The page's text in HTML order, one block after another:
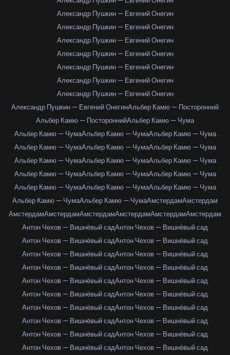
Александр Пушкин — Евгений Онегин
Александр Пушкин — Евгений Онегин
Александр Пушкин — Евгений Онегин
Александр Пушкин — Евгений Онегин
Александр Пушкин — Евгений Онегин
Александр Пушкин — Евгений Онегин
Александр Пушкин — Евгений Онегин
Александр Пушкин — Евгений ОнегинАльбер Камю — Посторонний
Альбер Камю — ПостороннийАльбер Камю — Чума
Альбер Камю — ЧумаАльбер Камю — ЧумаАльбер Камю — Чума
Альбер Камю — ЧумаАльбер Камю — ЧумаАльбер Камю — Чума
Альбер Камю — ЧумаАльбер Камю — ЧумаАльбер Камю — Чума
Альбер Камю — ЧумаАльбер Камю — ЧумаАльбер Камю — Чума
Альбер Камю — ЧумаАльбер Камю — ЧумаАльбер Камю — Чума
Альбер Камю — ЧумаАльбер Камю — ЧумаАмстердамАмстердам
АмстердамАмстердамАмстердамАмстердамАмстердамАмстердам
Антон Чехов — Вишнёвый садАнтон Чехов — Вишнёвый сад
Антон Чехов — Вишнёвый садАнтон Чехов — Вишнёвый сад
Антон Чехов — Вишнёвый садАнтон Чехов — Вишнёвый сад
Антон Чехов — Вишнёвый садАнтон Чехов — Вишнёвый сад
Антон Чехов — Вишнёвый садАнтон Чехов — Вишнёвый сад
Антон Чехов — Вишнёвый садАнтон Чехов — Вишнёвый сад
Антон Чехов — Вишнёвый садАнтон Чехов — Вишнёвый сад
Антон Чехов — Вишнёвый садАнтон Чехов — Вишнёвый сад
Антон Чехов — Вишнёвый садАнтон Чехов — Вишнёвый сад
Антон Чехов — Вишнёвый садАнтон Чехов — Вишнёвый сад